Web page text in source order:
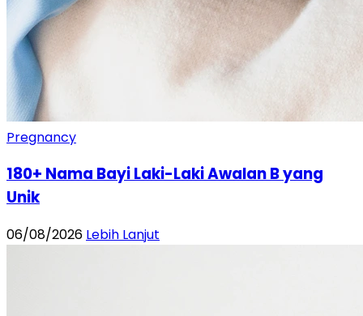
Pregnancy
180+ Nama Bayi Laki-Laki Awalan B yang
Unik
06/08/2026 Lebih Lanjut